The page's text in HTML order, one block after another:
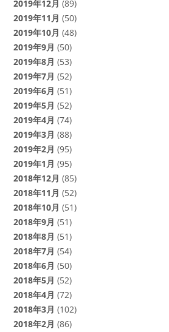
2019年12月 (89)
2019年11月 (50)
2019年10月 (48)
2019年9月 (50)
2019年8月 (53)
2019年7月 (52)
2019年6月 (51)
2019年5月 (52)
2019年4月 (74)
2019年3月 (88)
2019年2月 (95)
2019年1月 (95)
2018年12月 (85)
2018年11月 (52)
2018年10月 (51)
2018年9月 (51)
2018年8月 (51)
2018年7月 (54)
2018年6月 (50)
2018年5月 (52)
2018年4月 (72)
2018年3月 (102)
2018年2月 (86)